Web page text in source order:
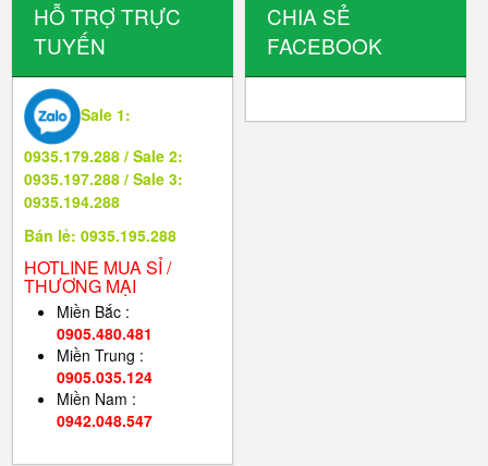
HỖ TRỢ TRỰC
TUYẾN
Sale 1:
0935.179.288 / Sale 2:
0935.197.288 / Sale 3:
0935.194.288
Bán lẻ: 0935.195.288
HOTLINE MUA SỈ /
THƯƠNG MẠI
Miền Bắc :
0905.480.481
Miền Trung :
0905.035.124
Miền Nam :
0942.048.547
CHIA SẺ
FACEBOOK